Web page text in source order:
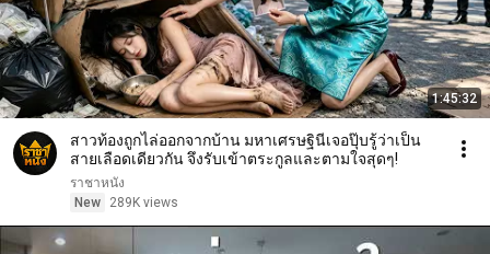
1:45:32
สาวท้องถูกไล่ออกจากบ้าน มหาเศรษฐินีเจอปุ๊บรู้ว่าเป็น
สายเลือดเดียวกัน จึงรับเข้าตระกูลและตามใจสุดๆ!
ราชาหนัง
New
289K views